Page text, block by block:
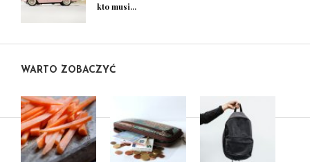
kto musi...
WARTO ZOBACZYĆ